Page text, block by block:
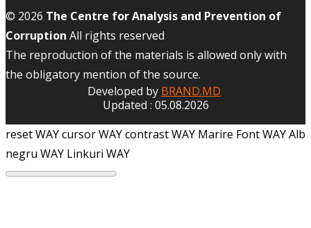
© 2026 The Centre for Analysis and Prevention of
Corruption All rights reserved
The reproduction of the materials is allowed only with
the obligatory mention of the source.
Developed by BRAND.MD
Updated : 05.08.2026
reset WAYcursor WAYcontrast WAY Marire Font WAYAlb
negru WAY Linkuri WAY